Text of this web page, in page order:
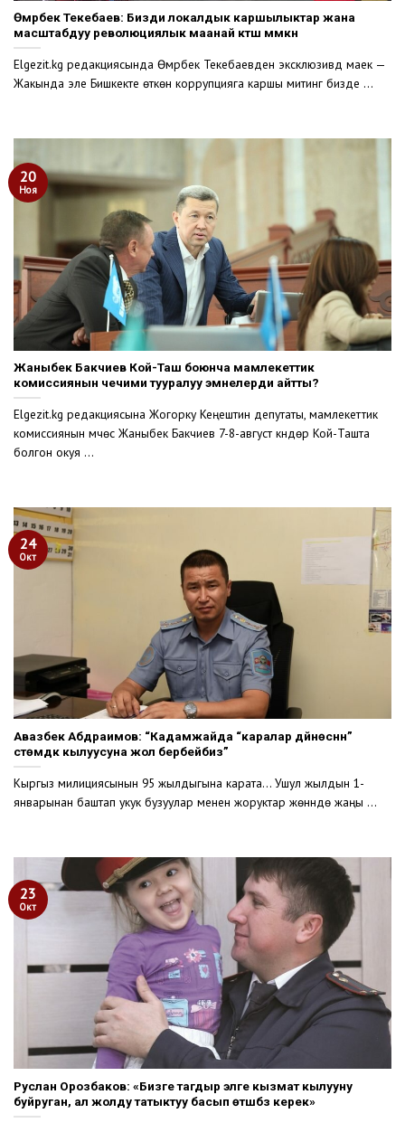
Өмүрбек Текебаев: Бизди локалдык каршылыктар жана
масштабдуу революциялык маанай күтүшү мүмкүн
Elgezit.kg редакциясында Өмүрбек Текебаевден эксклюзивдүү маек —
Жакында эле Бишкекте өткөн коррупцияга каршы митинг бизде ...
Жаныбек Бакчиев Кой-Таш боюнча мамлекеттик
комиссиянын чечими тууралуу эмнелерди айтты?
Elgezit.kg редакциясына Жогорку Кеңештин депутаты, мамлекеттик
комиссиянын мүчөсү Жаныбек Бакчиев 7-8-август күндөрү Кой-Ташта
болгон окуя ...
20
Ноя
Авазбек Абдраимов: “Кадамжайда “каралар дүйнөсүнүн”
үстөмдүк кылуусуна жол бербейбиз”
Кыргыз милициясынын 95 жылдыгына карата… Ушул жылдын 1-
январынан баштап укук бузуулар менен жоруктар жөнүндө жаңы ...
24
Окт
Руслан Орозбаков: «Бизге тагдыр элге кызмат кылууну
буйруган, ал жолду татыктуу басып өтүшүбүз керек»
23
Окт